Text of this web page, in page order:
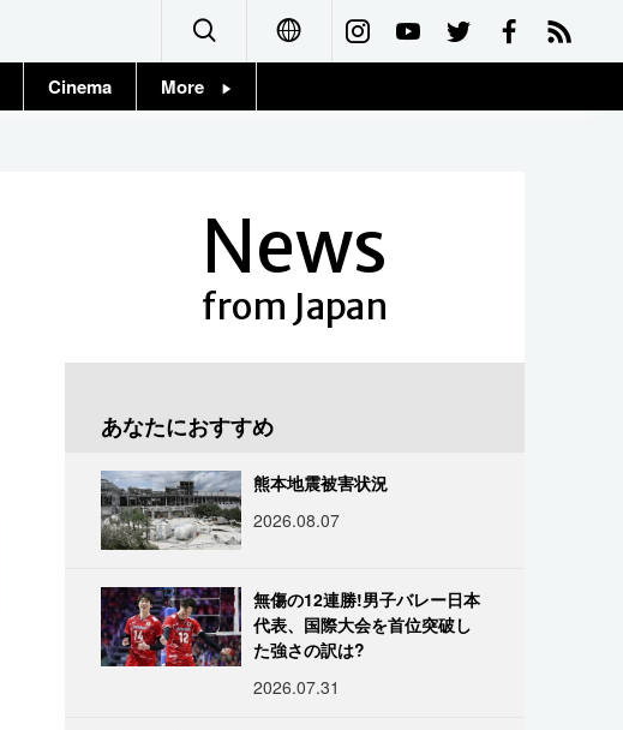
Français
Cinema More
News
from Japan
あなたにおすすめ
熊本地震被害状況
2026.08.07
無傷の12連勝!男子バレー日本
代表、国際大会を首位突破し
た強さの訳は?
2026.07.31